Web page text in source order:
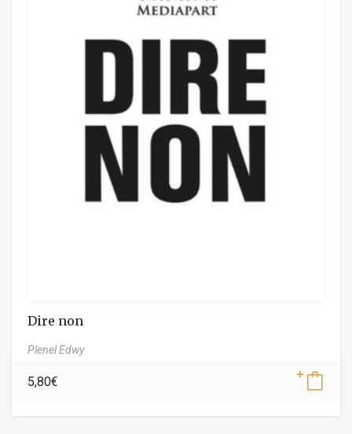
Dire non
Plenel Edwy
5,80€